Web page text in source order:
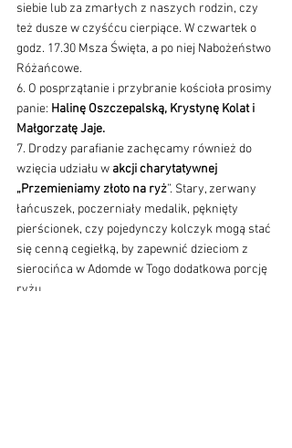
siebie lub za zmarłych z naszych rodzin, czy
też dusze w czyśćcu cierpiące. W czwartek o
godz. 17.30 Msza Święta, a po niej Nabożeństwo
Różańcowe.
6. O posprzątanie i przybranie kościoła prosimy
panie: Halinę Oszczepalską, Krystynę Kolat i
Małgorzatę Jaje.
7. Drodzy parafianie zachęcamy również do
wzięcia udziału w akcji charytatywnej
„Przemieniamy złoto na ryż”. Stary, zerwany
łańcuszek, poczerniały medalik, pęknięty
pierścionek, czy pojedynczy kolczyk mogą stać
się cenną cegiełką, by zapewnić dzieciom z
sierocińca w Adomde w Togo dodatkowa porcję
ryżu.